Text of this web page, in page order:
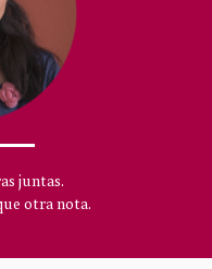
juntas.
otra nota.